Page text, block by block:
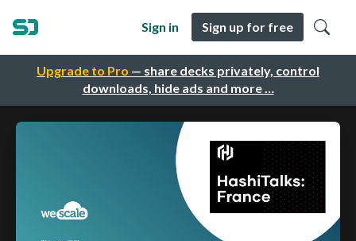
Upgrade to Pro — share decks privately, control
downloads, hide ads and more …
Sign in Sign up for free